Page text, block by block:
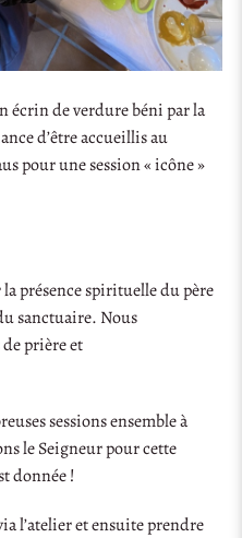
écrin de verdure béni par la
d’être accueillis au
pour une session « icône »
la présence spirituelle du père
sanctuaire. Nous
prière et
sessions ensemble à
le Seigneur pour cette
donnée !
l’atelier et ensuite prendre